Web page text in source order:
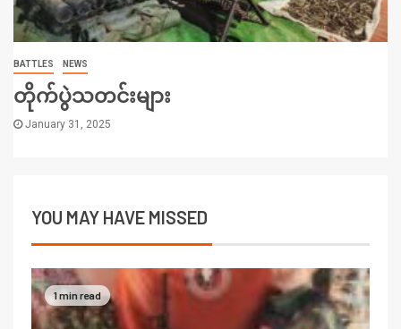
BATTLES NEWS
တိုက်ပွဲသတင်းများ
January 31, 2025
YOU MAY HAVE MISSED
1 min read